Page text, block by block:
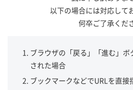
以下の場合には対応して
何卒ご了承くだ
ブラウザの「戻る」「進む」
された場合
ブックマークなどでURLを直接